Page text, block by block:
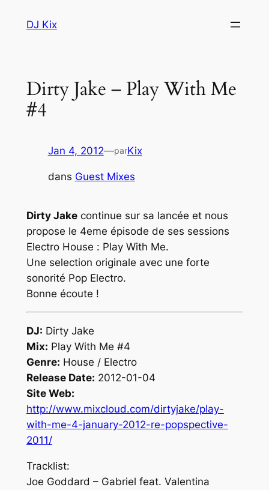
DJ Kix
Dirty Jake – Play With Me
#4
Jan 4, 2012—parKix
dans Guest Mixes
Dirty Jakecontinue sur sa lancée et nous
propose le 4eme épisode de ses sessions
Electro House : Play With Me.
Une selection originale avec une forte
sonorité Pop Electro.
Bonne écoute !
DJ: Dirty Jake
Mix: Play With Me #4
Genre: House / Electro
Release Date: 2012-01-04
Site Web:
http://www.mixcloud.com/dirtyjake/play-
with-me-4-january-2012-re-popspective-
2011/
Tracklist:
Joe Goddard – Gabriel feat. Valentina